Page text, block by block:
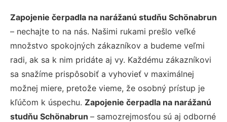
Zapojenie čerpadla na narážanú studňu Schönabrun
– nechajte to na nás. Našimi rukami prešlo veľké
množstvo spokojných zákazníkov a budeme veľmi
radi, ak sa k nim pridáte aj vy. Každému zákazníkovi
sa snažíme prispôsobiť a vyhovieť v maximálnej
možnej miere, pretože vieme, že osobný prístup je
kľúčom k úspechu. Zapojenie čerpadla na narážanú
studňu Schönabrun – samozrejmosťou sú aj odborné